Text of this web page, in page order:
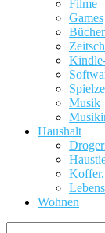
Filme
Games
Bücher
Musik
Haushalt
Koffer,
Wohnen